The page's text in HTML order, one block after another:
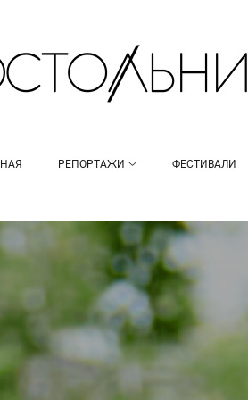
РЕПОРТАЖИ ФЕСТИВАЛИ